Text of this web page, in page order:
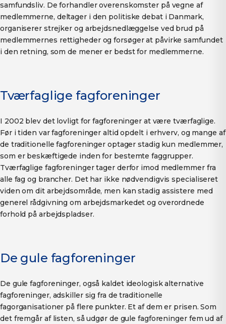
samfundsliv. De forhandler overenskomster på vegne af
medlemmerne, deltager i den politiske debat i Danmark,
organiserer strejker og arbejdsnedlæggelse ved brud på
medlemmernes rettigheder og forsøger at påvirke samfundet
i den retning, som de mener er bedst for medlemmerne.
Tværfaglige fagforeninger
I 2002 blev det lovligt for fagforeninger at være tværfaglige.
Før i tiden var fagforeninger altid opdelt i erhverv, og mange af
de traditionelle fagforeninger optager stadig kun medlemmer,
som er beskæftigede inden for bestemte faggrupper.
Tværfaglige fagforeninger tager derfor imod medlemmer fra
alle fag og brancher. Det har ikke nødvendigvis specialiseret
viden om dit arbejdsområde, men kan stadig assistere med
generel rådgivning om arbejdsmarkedet og overordnede
forhold på arbejdspladser.
De gule fagforeninger
De gule fagforeninger, også kaldet ideologisk alternative
fagforeninger, adskiller sig fra de traditionelle
fagorganisationer på flere punkter. Et af dem er prisen. Som
det fremgår af listen, så udgør de gule fagforeninger fem ud af